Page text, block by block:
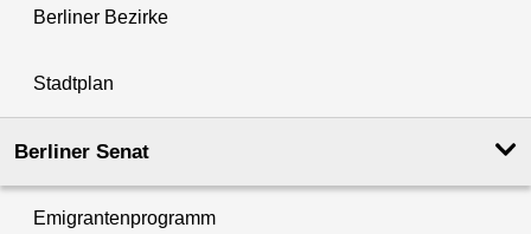
Berliner Bezirke
Stadtplan
Berliner Senat
Emigrantenprogramm